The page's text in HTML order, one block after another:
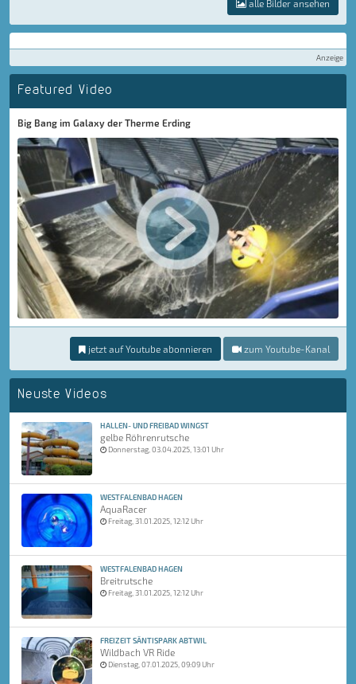
alle Bilder ansehen
Anzeige
Featured Video
Big Bang im Galaxy der Therme Erding
jetzt auf Youtube abonnieren zum Youtube-Kanal
Neuste Videos
HALLEN- UND FREIBAD WINGST
gelbe Röhrenrutsche
Donnerstag, 03.04.2025, 13:01 Uhr
WESTFALENBAD HAGEN
AquaRacer
Freitag, 31.01.2025, 12:12 Uhr
WESTFALENBAD HAGEN
Breitrutsche
Freitag, 31.01.2025, 12:12 Uhr
FREIZEIT SÄNTISPARK ABTWIL
Wildbach VR Ride
Dienstag, 07.01.2025, 09:09 Uhr